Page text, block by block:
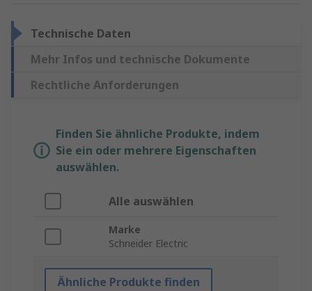
Technische Daten
Mehr Infos und technische Dokumente
Rechtliche Anforderungen
Finden Sie ähnliche Produkte, indem
Sie ein oder mehrere Eigenschaften
auswählen.
Alle auswählen
Marke
Schneider Electric
Ähnliche Produkte finden